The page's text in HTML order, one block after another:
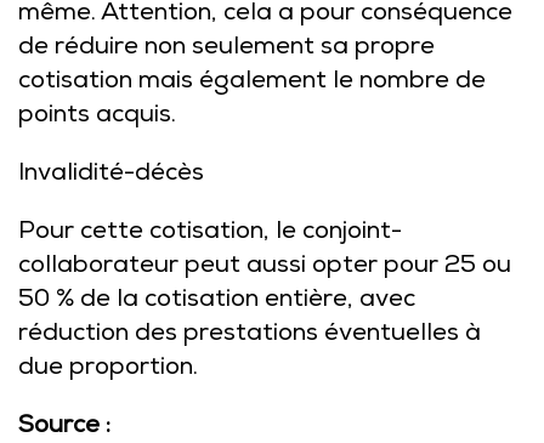
même. Attention, cela a pour conséquence
de réduire non seulement sa propre
cotisation mais également le nombre de
points acquis.
Invalidité-décès
Pour cette cotisation, le conjoint-
collaborateur peut aussi opter pour 25 ou
50 % de la cotisation entière, avec
réduction des prestations éventuelles à
due proportion.
Source :